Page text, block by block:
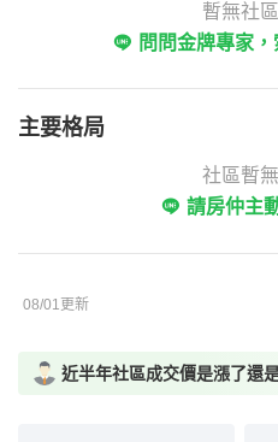
暫無社
問問金牌專家
主要格局
社區暫
請房仲主
08/01更新
近半年社區成交價是漲了還